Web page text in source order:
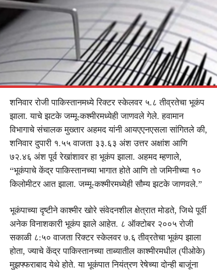
शनिवार रोजी पाकिस्तानमध्ये रिक्टर स्केलवर ५.८ तीव्रतेचा भूकंप
झाला. याचे झटके जम्मू-कश्मीरमध्येही जाणवले गेले. हवामान
विभागाचे संचालक मुख्तार अहमद यांनी आयएएनएसला सांगितले की,
शनिवार दुपारी १.५५ वाजता ३३.६३ अंश उत्तर अक्षांश आणि
७२.४६ अंश पूर्व रेखांशावर हा भूकंप झाला. अहमद म्हणाले,
“भूकंपाचे केंद्र पाकिस्तानच्या भागात होते आणि तो जमिनीच्या १०
किलोमीटर आत झाला. जम्मू-कश्मीरमध्येही सौम्य झटके जाणवले.”
भूकंपाच्या दृष्टीने काश्मीर खोरे संवेदनशील क्षेत्रात मोडते, जिथे पूर्वी
अनेक विनाशकारी भूकंप झाले आहेत. ८ ऑक्टोबर २००५ रोजी
सकाळी ८:५० वाजता रिक्टर स्केलवर ७.६ तीव्रतेचा भूकंप झाला
होता, ज्याचे केंद्र पाकिस्तानच्या ताब्यातील काश्मीरमधील (पीओके)
मुझफ्फराबाद येथे होते. या भूकंपात नियंत्रण रेषेच्या दोन्ही बाजूंना